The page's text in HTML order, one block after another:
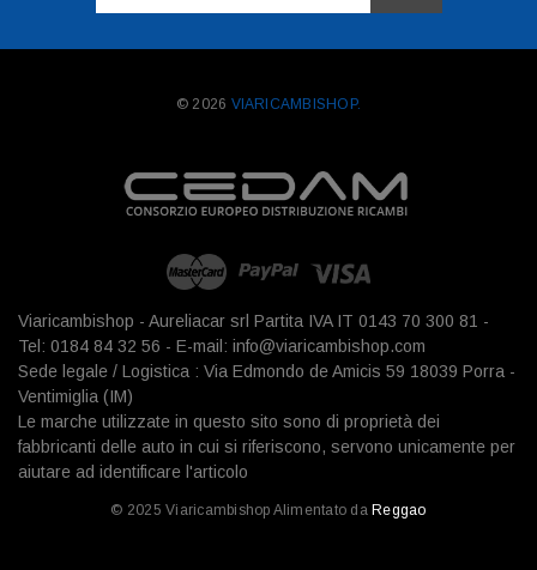
mail
© 2026 VIARICAMBISHOP.
Viaricambishop - Aureliacar srl Partita IVA IT 0143 70 300 81 -
Tel: 0184 84 32 56 - E-mail: info@viaricambishop.com
Sede legale / Logistica : Via Edmondo de Amicis 59 18039 Porra -
Ventimiglia (IM)
Le marche utilizzate in questo sito sono di proprietà dei
fabbricanti delle auto in cui si riferiscono, servono unicamente per
aiutare ad identificare l'articolo
© 2025 Viaricambishop Alimentato da Reggao